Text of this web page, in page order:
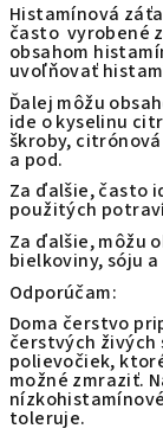
Histamínová
často vyrobené
obsahom
uvoľňovať
Ďalej môžu
ide o kyselinu
škroby,
a pod.
Za ďalšie, často
použitých
Za ďalšie, môžu
bielkoviny, sóju a
Odporúčam:
Doma čerstvo
čerstvých živých
polievočiek,
možné zmraziť.
toleruje.